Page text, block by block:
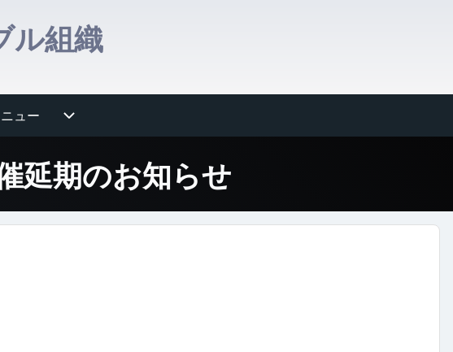
ル組織
ュー
ュー sub-navigation
延期のお知らせ